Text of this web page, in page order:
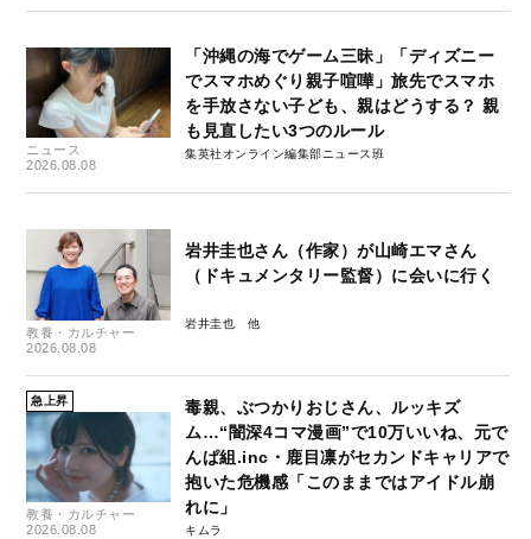
ニュース
2026.08.08
「沖縄の海でゲーム三昧」「ディズニー
でスマホめぐり親子喧嘩」旅先でスマホ
を手放さない子ども、親はどうする？ 親
も見直したい3つのルール
集英社オンライン編集部ニュース班
教養・カルチャー
2026.08.08
岩井圭也さん（作家）が山崎エマさん
（ドキュメンタリー監督）に会いに行く
岩井圭也
急上昇
教養・カルチャー
2026.08.08
毒親、ぶつかりおじさん、ルッキズ
ム…“闇深4コマ漫画”で10万いいね、元で
んぱ組.inc・鹿目凛がセカンドキャリアで
抱いた危機感「このままではアイドル崩
れに」
キムラ